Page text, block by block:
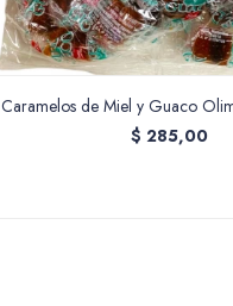
Caramelos de Miel y Guaco
$ 285,00